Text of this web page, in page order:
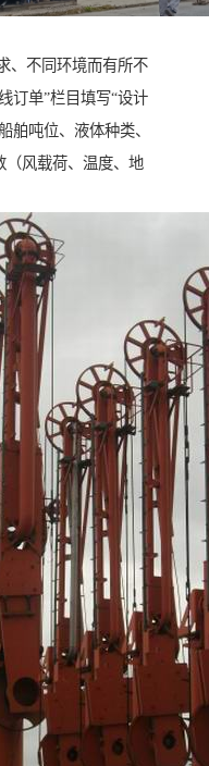
、不同环境而有所不
订单”栏目填写“设计
舶吨位、液体种类、
（风载荷、温度、地